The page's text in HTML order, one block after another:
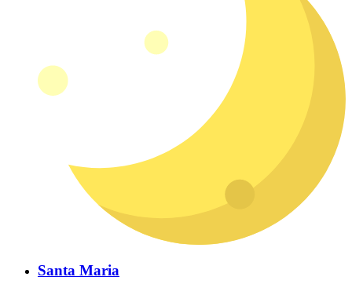
Santa Maria